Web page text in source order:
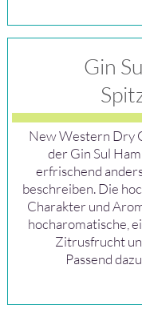
Gin
New Western Dry
der Gin Sul
erfrischend
beschreiben. Die
Charakter und
hocharomatische,
Zitrusfrucht
Passend